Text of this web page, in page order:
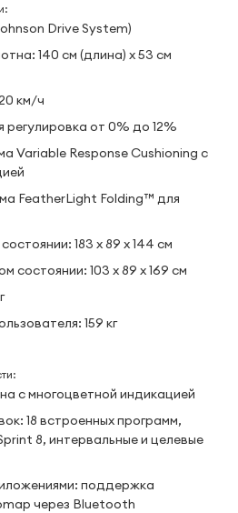
Drive System)
140 см (длина) х 53 см
км/ч
регулировка от 0% до 12%
Variable Response Cushioning с
FeatherLight Folding™ для
183 х 89 х 144 см
состоянии: 103 х 89 х 169 см
159 кг
с многоцветной индикацией
18 встроенных программ,
8, интервальные и целевые
поддержка
через Bluetooth